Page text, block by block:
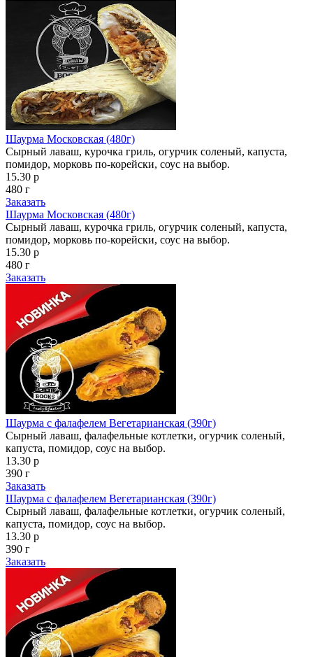
Шаурма Московская (480г)
Сырный лаваш, курочка гриль, огурчик соленый, капуста,
помидор, морковь по-корейски, соус на выбор.
15.30 р
480 г
Заказать
Шаурма Московская (480г)
Сырный лаваш, курочка гриль, огурчик соленый, капуста,
помидор, морковь по-корейски, соус на выбор.
15.30 р
480 г
Заказать
Шаурма с фалафелем Вегетарианская (390г)
Сырный лаваш, фалафельные котлетки, огурчик соленый,
капуста, помидор, соус на выбор.
13.30 р
390 г
Заказать
Шаурма с фалафелем Вегетарианская (390г)
Сырный лаваш, фалафельные котлетки, огурчик соленый,
капуста, помидор, соус на выбор.
13.30 р
390 г
Заказать